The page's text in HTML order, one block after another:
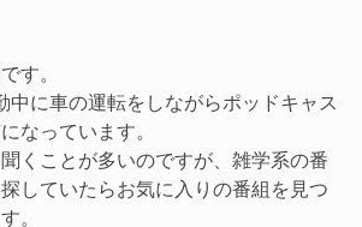
す。
中に車の運転をしながらポッドキャス
なっています。
くことが多いのですが、雑学系の番
していたらお気に入りの番組を見つ
。